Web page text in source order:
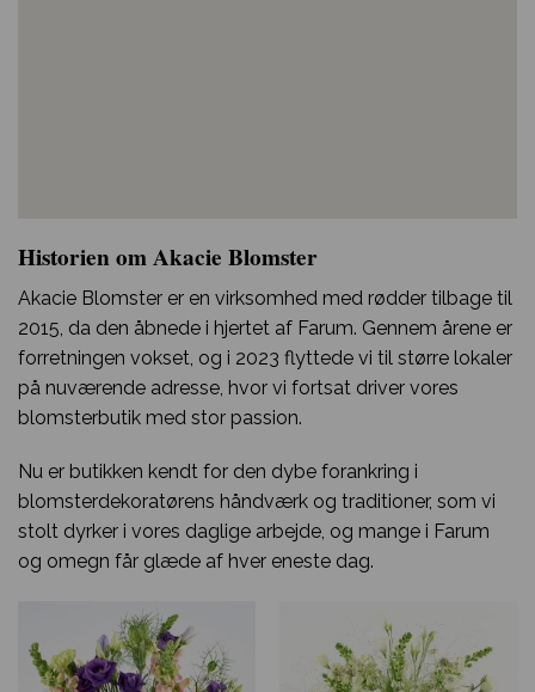
Historien om Akacie Blomster
Akacie Blomster er en virksomhed med rødder tilbage til
2015, da den åbnede i hjertet af Farum. Gennem årene er
forretningen vokset, og i 2023 flyttede vi til større lokaler
på nuværende adresse, hvor vi fortsat driver vores
blomsterbutik med stor passion.
Nu er butikken kendt for den dybe forankring i
blomsterdekoratørens håndværk og traditioner, som vi
stolt dyrker i vores daglige arbejde, og mange i Farum
og omegn får glæde af hver eneste dag.